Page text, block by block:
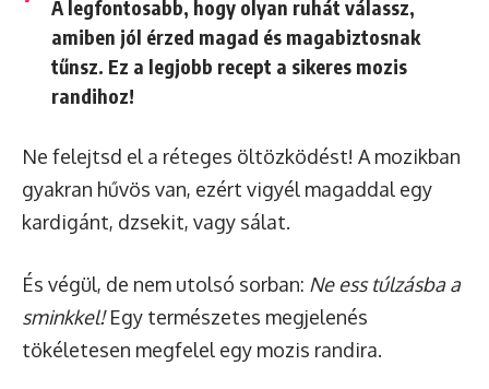
A legfontosabb, hogy olyan ruhát válassz,
amiben jól érzed magad és magabiztosnak
tűnsz. Ez a legjobb recept a sikeres mozis
randihoz!
Ne felejtsd el a réteges öltözködést! A mozikban
gyakran hűvös van, ezért vigyél magaddal egy
kardigánt, dzsekit, vagy sálat.
És végül, de nem utolsó sorban: Ne ess túlzásba a
sminkkel!Egy természetes megjelenés
tökéletesen megfelel egy mozis randira.